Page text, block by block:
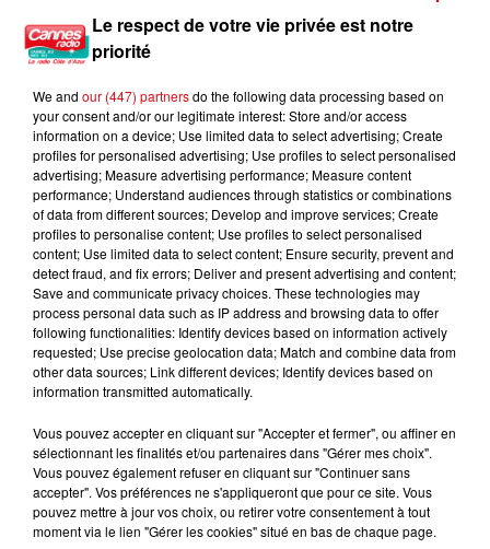
Éclipse solaire du 12 août : où l’observer entre Cannes et Nice et...
Le respect de votre vie privée est notre
priorité
We and our (447) partnersdo the following data processing based on
your consent and/or our legitimate interest: Store and/or access
information on a device; Use limited data to select advertising; Create
profiles for personalised advertising; Use profiles to select personalised
advertising; Measure advertising performance; Measure content
performance; Understand audiences through statistics or combinations
of data from different sources; Develop and improve services; Create
profiles to personalise content; Use profiles to select personalised
content; Use limited data to select content; Ensure security, prevent and
detect fraud, and fix errors; Deliver and present advertising and content;
Save and communicate privacy choices. These technologies may
process personal data such as IP address and browsing data to offer
following functionalities: Identify devices based on information actively
requested; Use precise geolocation data; Match and combine data from
other data sources; Link different devices; Identify devices based on
information transmitted automatically.
Vous pouvez accepter en cliquant sur "Accepter et fermer", ou affiner en
sélectionnant les finalités et/ou partenaires dans "Gérer mes choix".
Vous pouvez également refuser en cliquant sur "Continuer sans
accepter". Vos préférences ne s'appliqueront que pour ce site. Vous
pouvez mettre à jour vos choix, ou retirer votre consentement à tout
moment via le lien "Gérer les cookies" situé en bas de chaque page.